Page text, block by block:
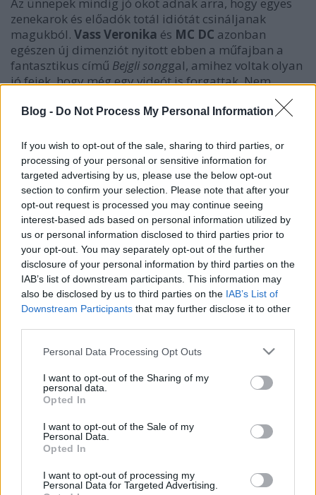
Blog - Do Not Process My Personal Information
If you wish to opt-out of the sale, sharing to third parties, or
processing of your personal or sensitive information for
targeted advertising by us, please use the below opt-out
section to confirm your selection. Please note that after your
opt-out request is processed you may continue seeing
interest-based ads based on personal information utilized by
us or personal information disclosed to third parties prior to
your opt-out. You may separately opt-out of the further
disclosure of your personal information by third parties on the
IAB’s list of downstream participants. This information may
also be disclosed by us to third parties on the IAB’s List of
Downstream Participants that may further disclose it to other
Please note that this website/app uses one or more Google
not limited to your visit or usage behaviour. You may click to
grant or deny consent to Google and its third-party tags to
use your data for below specified purposes in below Google
consent section.
Personal Data Processing Opt Outs
I want to opt-out of the Sharing of my
personal data.
Opted In
I want to opt-out of the Sale of my
Personal Data.
Opted In
I want to opt-out of processing my
Personal Data for Targeted Advertising.
zenekarok és előadók totál idiótát csináljanak
magukból. Vass Veronika és MC DC azonban
egészen új dimenziót nyitott ebben a műfajban a
fantasztikus című Bejgli songgal, amihez voltak olyan
jó fejek, hogy még egy videót is forgattak. Nem
még egy bejglit, még
egy bejglit, a káposztából is szedjrefrén nagyobb
fölé applikált Tesco gazdaságos gitárszólót
szeressük-e jobban. Vass Veronika énekesi
teljesítménye az X-Factor előválogatásának
legfájdalmasabb pillanatait idézi, hangja pedig
hamisabb, mint a karácsonyi Monopoly-játszmában
elsikkasztott ezres, amit elfelejtünk befizetni a
Dunakorzó elé lépve pótadóként. Aztán a dal
kétharmadánál belép szegény MC DC is, aki eddig
csak nagyon szomorúan üldögélt a háttérben, hogy
aztán ránk zúdítson egy olyan erőteljes
közhelycunamit, amit még a KDNP karácsonyi
pártvacsoráján is megirigyelnének. A hajtás után
megmutatjuk az év egyik legkeményebb karácsonyi
szerzeményét, ahol az állandóan telefonáló
édesapával tudunk leginkább azonosulni, hiszen ha
a mi lányunk nyöszörögne az ünnepi ebédnél ilyen
hangfekvésben, mi is inkább valamelyik telefonos
ügyfélszolgálat postafiókját hallgatnánk helyette
szívesebben.